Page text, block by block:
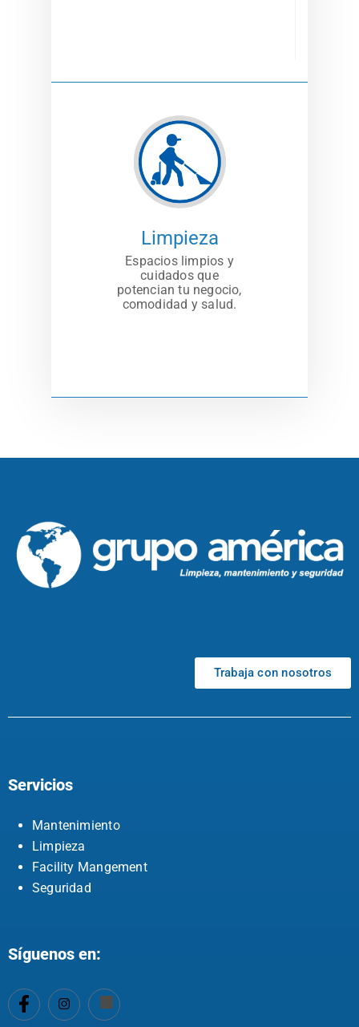
Limpieza
Espacios limpios y
cuidados que
potencian tu negocio,
comodidad y salud.
Trabaja con nosotros
Servicios
Mantenimiento
Limpieza
Facility Mangement
Seguridad
Síguenos en: